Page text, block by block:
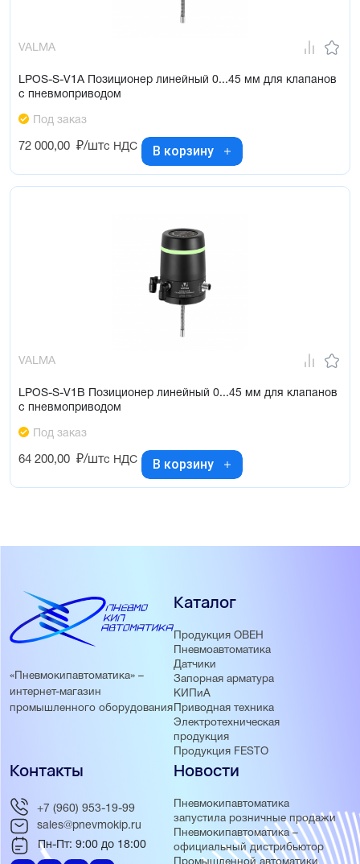
VALMA
LPOS-S-V1A Позиционер линейный 0...45 мм для клапанов
с пневмоприводом
Под заказ
72 000,00 ₽/штс НДС В корзину
VALMA
LPOS-S-V1B Позиционер линейный 0...45 мм для клапанов
с пневмоприводом
Под заказ
64 200,00 ₽/штс НДС В корзину
«Пневмокипавтоматика» –
интернет-магазин
промышленного оборудования
Каталог
Продукция ОВЕН
Пневмоавтоматика
Датчики
Запорная арматура
КИПиА
Приводная техника
Электротехническая
продукция
Продукция FESTO
Новости
Пневмокипавтоматика
запустила розничные продажи
Пневмокипавтоматика –
официальный дистрибьютор
Промышленной автоматики
Контакты
+7 (960) 953-19-99
sales@pnevmokip.ru
Пн-Пт: 9:00 до 18:00